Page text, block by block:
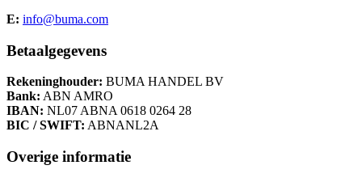
E: info@buma.com
Betaalgegevens
Rekeninghouder: BUMA HANDEL BV
Bank: ABN AMRO
IBAN: NL07 ABNA 0618 0264 28
BIC / SWIFT: ABNANL2A
Overige informatie